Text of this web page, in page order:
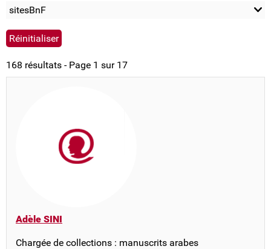
sitesBnF
168 résultats - Page 1 sur 17
Adèle SINI
Chargée de collections : manuscrits arabes